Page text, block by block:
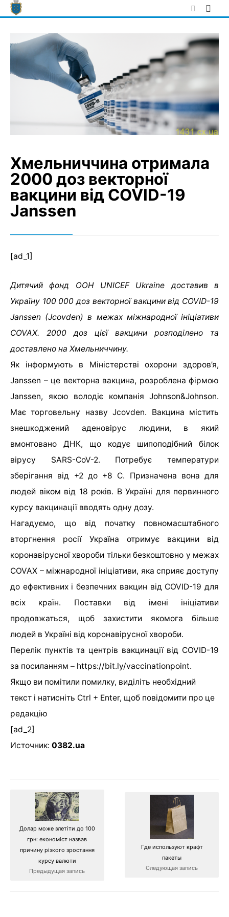
Skip
to
Хмельниччина отримала
2000 доз векторної
вакцини від COVID-19
Janssen
[ad_1]
Дитячий фонд ООН UNICEF Ukraine доставив в
Україну 100 000 доз векторної вакцини від COVID-19
Janssen (Jcovden) в межах міжнародної ініціативи
COVAX. 2000 доз цієї вакцини розподілено та
доставлено на Хмельниччину.
Як інформують в Міністерстві охорони здоров’я,
Janssen – це векторна вакцина, розроблена фірмою
Janssen, якою володіє компанія Johnson&Johnson.
Має торговельну назву Jcovden. Вакцина містить
знешкоджений аденовірус людини, в який
вмонтовано ДНК, що кодує шипоподібний білок
вірусу SARS-CoV-2. Потребує температури
зберігання від +2 до +8 С. Призначена вона для
людей віком від 18 років. В Україні для первинного
курсу вакцинації вводять одну дозу.
Нагадуємо, що від початку повномасштабного
вторгнення росії Україна отримує вакцини від
коронавірусної хвороби тільки безкоштовно у межах
COVAX – міжнародної ініціативи, яка сприяє доступу
до ефективних і безпечних вакцин від COVID-19 для
всіх країн. Поставки від імені ініціативи
продовжаться, щоб захистити якомога більше
людей в Україні від коронавірусної хвороби.
Перелік пунктів та центрів вакцинації від COVID-19
за посиланням – https://bit.ly/vaccinationpoint.
Якщо ви помітили помилку, виділіть необхідний
текст і натисніть Ctrl + Enter, щоб повідомити про це
редакцію
[ad_2]
Источник: 0382.ua
Долар може злетіти до 100
грн: економіст назвав
причину різкого зростання
курсу валюти
Предыдущая запись
Где используют крафт
пакеты
Следующая запись